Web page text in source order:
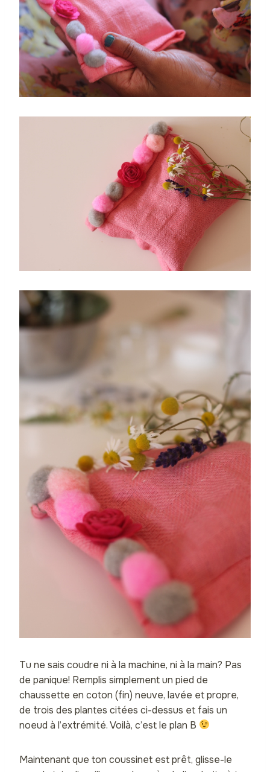
Tu ne sais coudre ni à la machine, ni à la main? Pas
de panique! Remplis simplement un pied de
chaussette en coton (fin) neuve, lavée et propre,
de trois des plantes citées ci-dessus et fais un
noeud à l’extrémité. Voilà, c’est le plan B
Maintenant que ton coussinet est prêt, glisse-le